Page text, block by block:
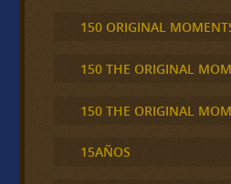
150 ORIGINAL
150 THE ORIGINAL
150 THE ORIGINAL
15AÑOS